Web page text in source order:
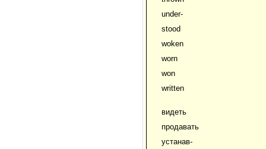
under-
stood
woken
worn
won
written
видеть
продавать
устанав-